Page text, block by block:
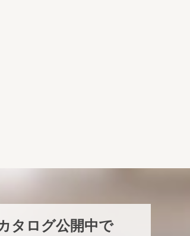
タログ公開中で